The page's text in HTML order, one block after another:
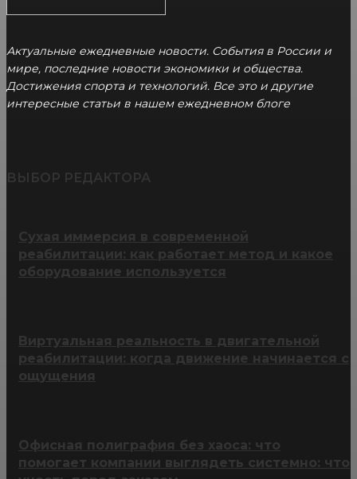
Актуальные ежедневные новости. События в России и
мире, последние новости экономики и общества.
Достижения спорта и технологий. Все это и другие
интересные статьи в нашем ежедневном блоге
ВЫБОР РЕДАКТОРА
Сухая иммерсия в современной
реабилитации: как работает метод и какое
оборудование используется
Виртуальная реальность в двигательной
реабилитации: когда движение начинается с
ощущения
Офисная полиграфия без хаоса: что
помогает компании выглядеть системно: что